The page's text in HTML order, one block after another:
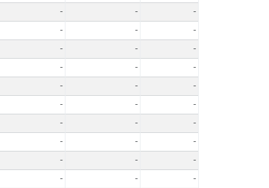
- -
-
- -
-
- -
-
- -
-
- -
-
- -
-
- -
-
- -
-
- -
-
- -
-